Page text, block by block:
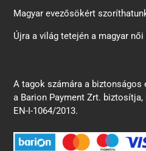
Magyar evezősökért
Újra a világ tetején a magyar
A tagok számára a
a Barion Payment Zrt. biztosítja,
EN-I-1064/2013.